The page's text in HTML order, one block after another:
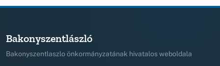
Bakonyszentlászló
Bakonyszentlaszlo önkormányzatának hivatalos weboldala